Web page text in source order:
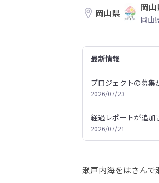
岡山県 岡
岡山
最新情報
プロジェクトの募集
2026/07/23
経過レポートが追加
2026/07/21
瀬戸内海をはさん